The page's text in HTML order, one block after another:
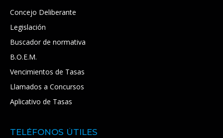
Concejo Deliberante
Legislación
Buscador de normativa
B.O.E.M.
Vencimientos de Tasas
Llamados a Concursos
Aplicativo de Tasas
TELÉFONOS ÚTILES